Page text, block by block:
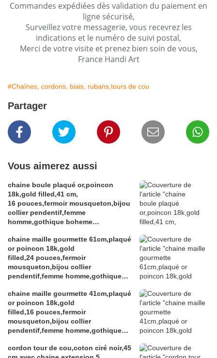
Commandes expédiées dès validation du paiement en
ligne sécurisé,
Surveillez votre messagerie, vous recevrez les
indications et le numéro de suivi postal,
Merci de votre visite et prenez bien soin de vous,
France Handi Art
#Chaînes, cordons, biais, rubans,tours de cou
Partager
Vous aimerez aussi
chaine boule plaqué or,poincon
18k,gold filled,41 cm,
16 pouces,fermoir mousqueton,bijou
collier pendentif,femme
homme,gothique boheme
victorien,kawaii,cadeau fete
ceremonie,anniversaire retraite
noel,st valentin mariage,amour amitié
chaine maille gourmette 61cm,plaqué
or poincon 18k,gold
filled,24 pouces,fermoir
mousqueton,bijou collier
pendentif,femme homme,gothique
victorien,kawa
chaine maille gourmette 41cm,plaqué
or poincon 18k,gold
filled,16 pouces,fermoir
mousqueton,bijou collier
pendentif,femme homme,gothique
victorien,kawaii,cadeau fete
cordon tour de cou,coton ciré noir,45